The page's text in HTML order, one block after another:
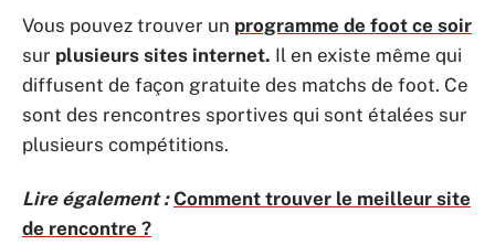
Vous pouvez trouver un programme de foot ce soir
sur plusieurs sites internet. Il en existe même qui
diffusent de façon gratuite des matchs de foot. Ce
sont des rencontres sportives qui sont étalées sur
plusieurs compétitions.
Lire également : Comment trouver le meilleur site
de rencontre ?